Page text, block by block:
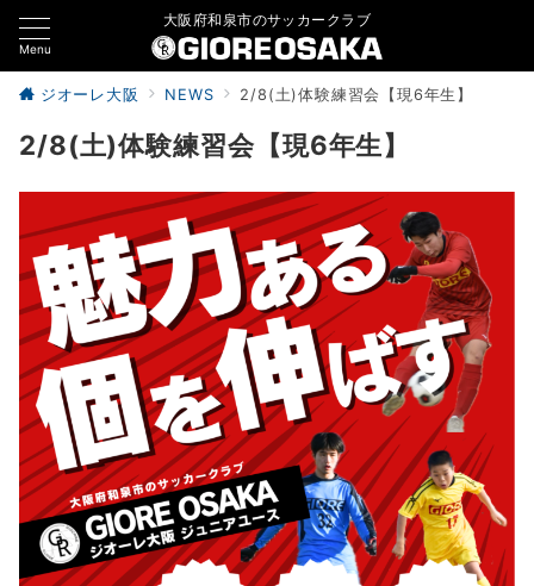
Menu
大阪府和泉市のサッカークラブ
ジオーレ大阪 NEWS 2/8(土)体験練習会【現6年生】
2/8(土)体験練習会【現6年生】